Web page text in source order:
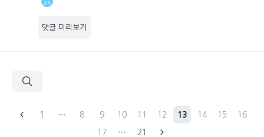
댓글 미리보기
1 8 9 10 11 12 13 14 15 16
17 21